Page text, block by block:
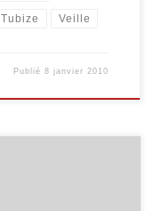
Tubize Veille
Publié8 janvier 2010